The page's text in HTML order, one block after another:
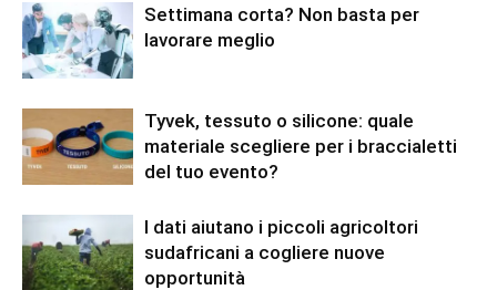
Settimana corta? Non basta per
lavorare meglio
Tyvek, tessuto o silicone: quale
materiale scegliere per i braccialetti
del tuo evento?
I dati aiutano i piccoli agricoltori
sudafricani a cogliere nuove
opportunità